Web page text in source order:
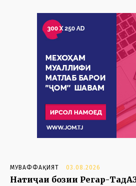
МУВАФФАҚИЯТ 03.08.2026
Натиҷаи бозии Регар-